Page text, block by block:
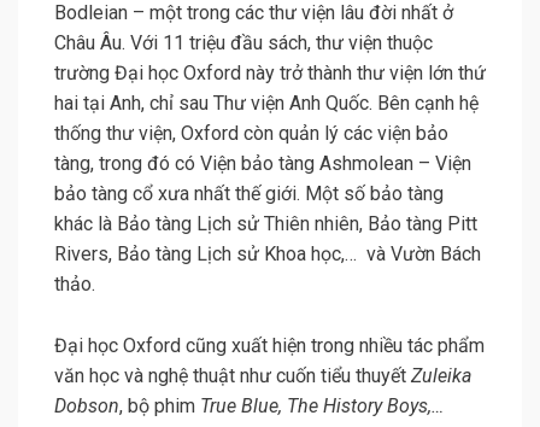
Bodleian – một trong các thư viện lâu đời nhất ở
Châu Âu. Với 11 triệu đầu sách, thư viện thuộc
trường Đại học Oxford này trở thành thư viện lớn thứ
hai tại Anh, chỉ sau Thư viện Anh Quốc. Bên cạnh hệ
thống thư viện, Oxford còn quản lý các viện bảo
tàng, trong đó có Viện bảo tàng Ashmolean – Viện
bảo tàng cổ xưa nhất thế giới. Một số bảo tàng
khác là Bảo tàng Lịch sử Thiên nhiên, Bảo tàng Pitt
Rivers, Bảo tàng Lịch sử Khoa học,… và Vườn Bách
thảo.
Đại học Oxford cũng xuất hiện trong nhiều tác phẩm
văn học và nghệ thuật như cuốn tiểu thuyết Zuleika
Dobson, bộ phim True Blue, The History Boys,…